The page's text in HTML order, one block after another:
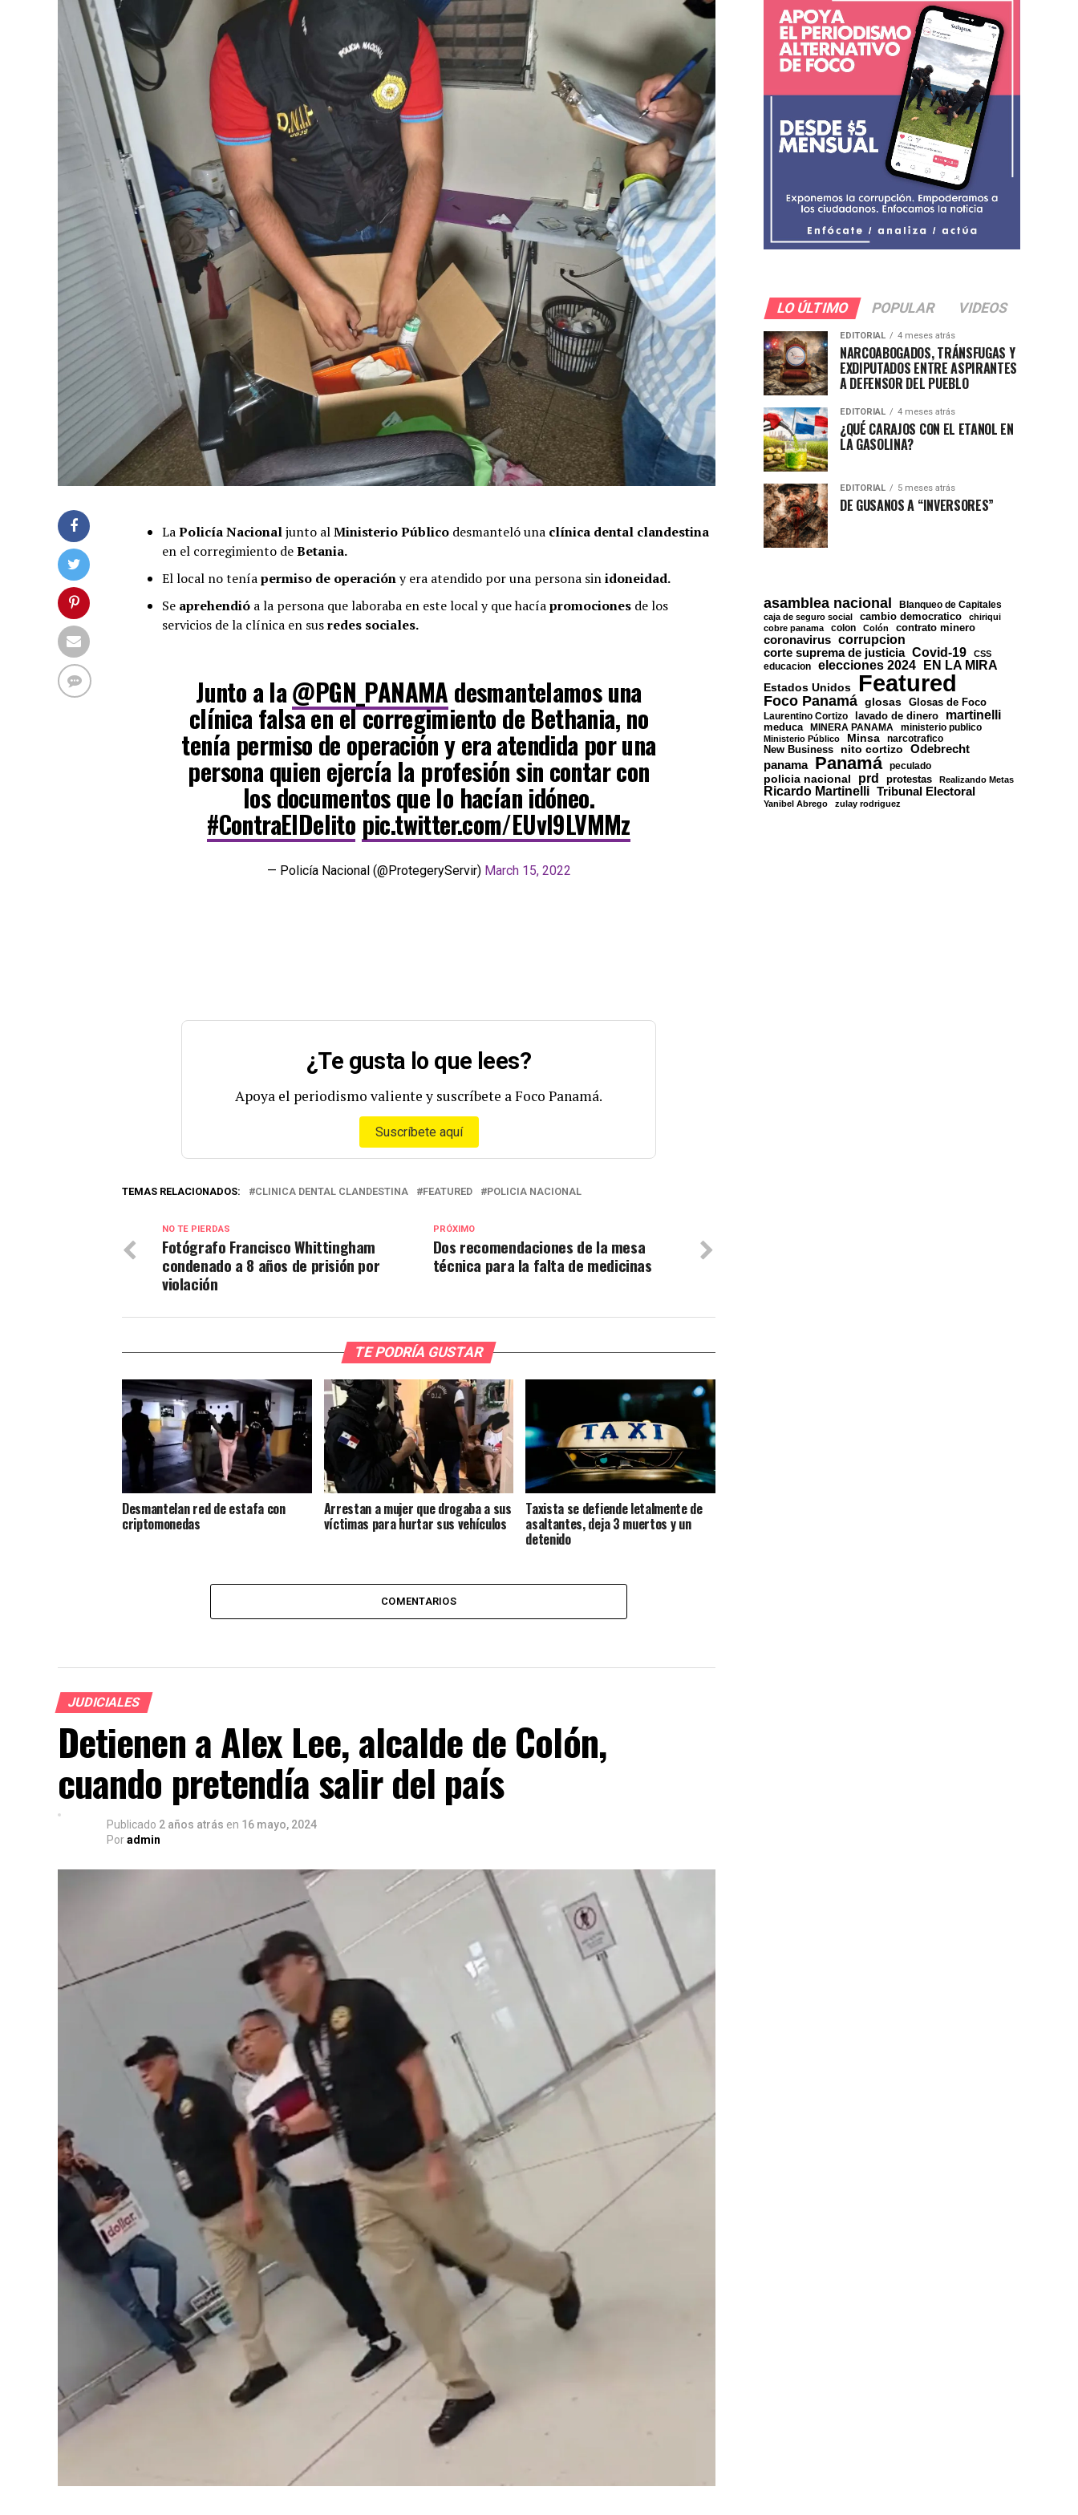
LaPolicía Nacionaljunto alMinisterio Público desmanteló una clínica dental clandestina
en el corregimiento deBetania.
El local no teníapermiso de operacióny era atendido por una persona sinidoneidad.
Se aprehendió a la persona que laboraba en este local y que hacíapromociones de los
servicios de la clínica en susredes sociales.
Junto a la@PGN_PANAMA desmantelamos una
clínica falsa en el corregimiento de Bethania, no
tenía permiso de operación y era atendida por una
persona quien ejercía la profesión sin contar con
los documentos que lo hacían idóneo.
#ContraElDelito pic.twitter.com/EUvI9LVMMz
— Policía Nacional (@ProtegeryServir) March 15, 2022
¿Te gusta lo que lees?
Apoya el periodismo valiente y suscríbete a Foco Panamá.
Suscríbete aquí
TEMAS RELACIONADOS: CLINICA DENTAL CLANDESTINA FEATURED POLICIA NACIONAL
PRÓXIMO
Dos recomendaciones de la mesa
técnica para la falta de medicinas
NO TE PIERDAS
Fotógrafo Francisco Whittingham
condenado a 8 años de prisión por
violación
TE PODRÍA GUSTAR
Desmantelan red de estafa con
criptomonedas
Arrestan a mujer que drogaba a sus
víctimas para hurtar sus vehículos
Taxista se defiende letalmente de
asaltantes, deja 3 muertos y un
detenido
COMENTARIOS
JUDICIALES
Detienen a Alex Lee, alcalde de Colón,
cuando pretendía salir del país
Publicado 2 años atrás en 16 mayo, 2024
Poradmin
LO ÚLTIMO POPULAR VIDEOS
EDITORIAL 4 meses atrás
NARCOABOGADOS, TRÁNSFUGAS Y
EXDIPUTADOS ENTRE ASPIRANTES
A DEFENSOR DEL PUEBLO
EDITORIAL 4 meses atrás
¿QUÉ CARAJOS CON EL ETANOL EN
LA GASOLINA?
EDITORIAL 5 meses atrás
DE GUSANOS A “INVERSORES”
asamblea nacional Blanqueo de Capitales
caja de seguro social cambio democratico
chiriqui
cobre panama
colon Colón contrato minero
coronavirus corrupcion
corte suprema de justicia Covid-19 CSS
educacion elecciones 2024 EN LA MIRA
Estados Unidos Featured
Foco Panamá glosas Glosas de Foco
Laurentino Cortizo lavado de dinero martinelli
meduca MINERA PANAMA ministerio publico
Ministerio Público Minsa
narcotrafico
New Business
nito cortizo Odebrecht
panama Panamá peculado
policia nacional prd protestas Realizando Metas
Ricardo Martinelli Tribunal Electoral
Yanibel Abrego zulay rodriguez